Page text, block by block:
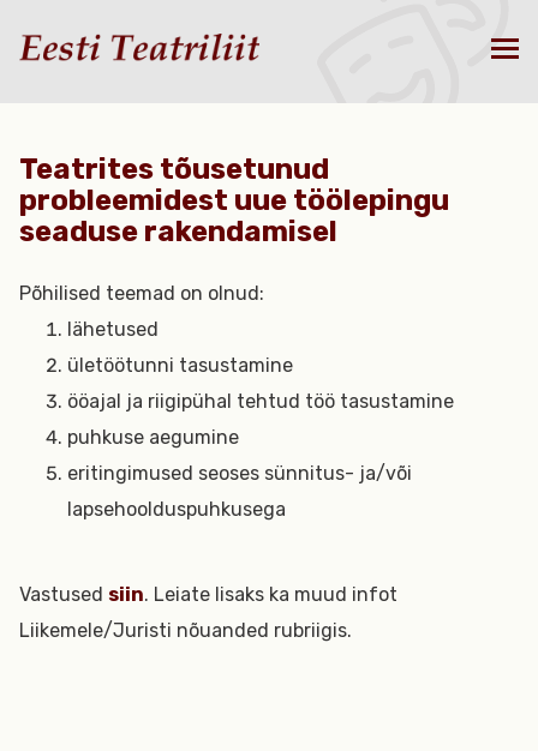
Teatrites tõusetunud
probleemidest uue töölepingu
seaduse rakendamisel
Põhilised teemad on olnud:
lähetused
ületöötunni tasustamine
ööajal ja riigipühal tehtud töö tasustamine
puhkuse aegumine
eritingimused seoses sünnitus- ja/või
lapsehoolduspuhkusega
Vastused siin. Leiate lisaks ka muud infot
Liikemele/Juristi nõuanded rubriigis.